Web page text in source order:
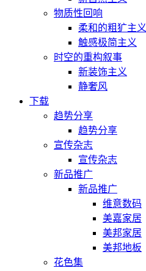
物质性回响
柔和的粗犷主义
触感极简主义
时空的重构叙事
新装饰主义
静奢风
下载
趋势分享
趋势分享
宣传杂志
宣传杂志
新品推广
新品推广
维意数码
美嘉家居
美邦家居
美邦地板
花色集